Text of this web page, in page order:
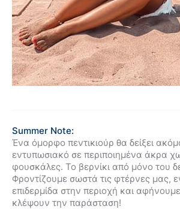
Summer Note:
Ένα όμορφο πεντικιούρ θα δείξει
εντυπωσιακό σε περιποιημένα άκρα
φουσκάλες. Το βερνίκι από μόνο του
Φροντίζουμε σωστά τις φτέρνες μας,
επιδερμίδα στην περιοχή και
κλέψουν την παράσταση!